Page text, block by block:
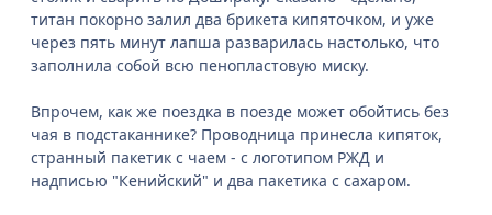
титан покорно залил два брикета кипяточком, и уже
через пять минут лапша разварилась настолько, что
заполнила собой всю пенопластовую миску.
Впрочем, как же поездка в поезде может обойтись без
чая в подстаканнике? Проводница принесла кипяток,
странный пакетик с чаем - с логотипом РЖД и
надписью "Кенийский" и два пакетика с сахаром.